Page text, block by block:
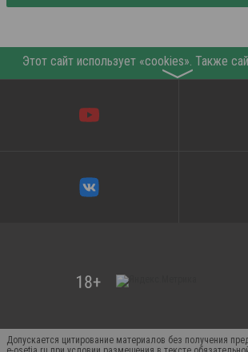
〉
Допускается цитирование материалов без получения